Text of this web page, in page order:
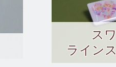
ス
ライン